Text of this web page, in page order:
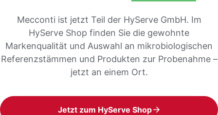
Mecconti ist jetzt Teil der HyServe GmbH. Im
HyServe Shop finden Sie die gewohnte
Markenqualität und Auswahl an mikrobiologischen
Referenzstämmen und Produkten zur Probenahme –
jetzt an einem Ort.
Jetzt zum HyServe Shop